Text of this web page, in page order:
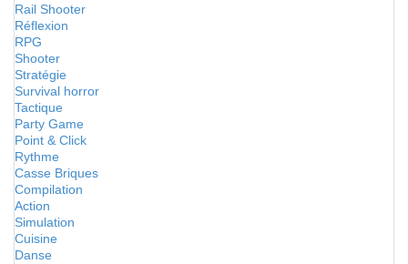
Rail Shooter
Réflexion
RPG
Shooter
Stratégie
Survival horror
Tactique
Party Game
Point & Click
Rythme
Casse Briques
Compilation
Action
Simulation
Cuisine
Danse